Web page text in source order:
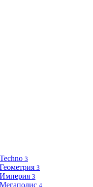
3
3
3
4